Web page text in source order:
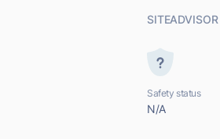
SITEADVISOR
Safety status
N/A